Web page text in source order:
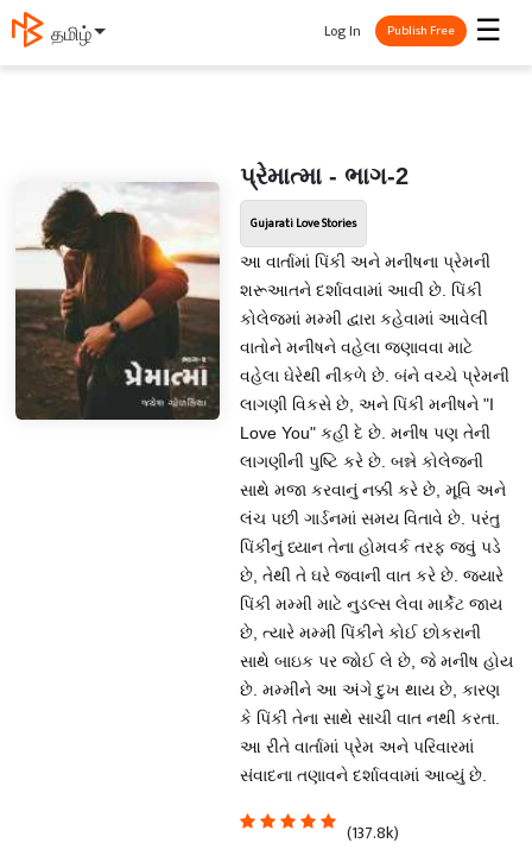
தமிழ் ☰
Log In Publish Free
પ્રેમાત્મા - ભાગ-2
Gujarati Love Stories
આ વાર્તામાં પિંકી અને મનીષના પ્રેમની
શરૂઆતને દર્શાવવામાં આવી છે. પિંકી
કોલેજમાં મમ્મી દ્વારા કહેવામાં આવેલી
વાતોને મનીષને વહેલા જણાવવા માટે
વહેલા ઘેરેથી નીકળે છે. બંને વચ્ચે પ્રેમની
લાગણી વિકસે છે, અને પિંકી મનીષને "I
Love You" કહી દે છે. મનીષ પણ તેની
લાગણીની પુષ્ટિ કરે છે. બન્ને કોલેજની
સાથે મજા કરવાનું નક્કી કરે છે, મૂવિ અને
લંચ પછી ગાર્ડનમાં સમય વિતાવે છે. પરંતુ
પિંકીનું ધ્યાન તેના હોમવર્ક તરફ જવું પડે
છે, તેથી તે ઘરે જવાની વાત કરે છે. જ્યારે
પિંકી મમ્મી માટે નુડલ્સ લેવા માર્કેટ જાય
છે, ત્યારે મમ્મી પિંકીને કોઈ છોકરાની
સાથે બાઇક પર જોઈ લે છે, જે મનીષ હોય
છે. મમ્મીને આ અંગે દુખ થાય છે, કારણ
કે પિંકી તેના સાથે સાચી વાત નથી કરતા.
આ રીતે વાર્તામાં પ્રેમ અને પરિવારમાં
સંવાદના તણાવને દર્શાવવામાં આવ્યું છે.
(137.8k)